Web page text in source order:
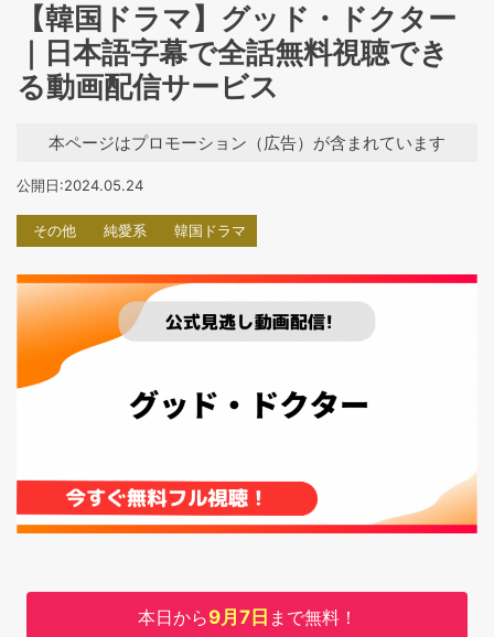
【韓国ドラマ】グッド・ドクター
｜日本語字幕で全話無料視聴でき
る動画配信サービス
本ページはプロモーション（広告）が含まれています
公開日:2024.05.24
その他 純愛系 韓国ドラマ
本日から9月7日 まで無料！